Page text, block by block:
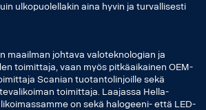
ulkopuolellakin aina hyvin ja turvallisesti
maailman johtava valoteknologian ja
toimittaja, vaan myös pitkäaikainen OEM-
Scanian tuotantolinjoille sekä
toimittaja. Laajassa Hella-
on sekä halogeeni- että LED-